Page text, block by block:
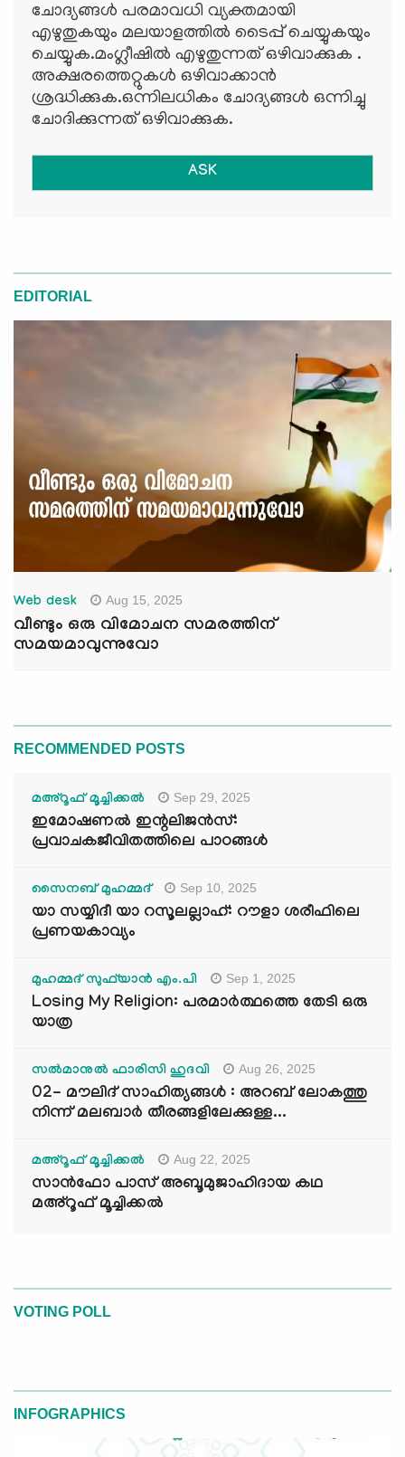
ചോദ്യങ്ങള്‍ പരമാവധി വ്യക്തമായി
എഴുതുകയും മലയാളത്തില്‍ ടൈപ്പ് ചെയ്യുകയും
ചെയ്യുക.മംഗ്ലീഷില്‍ എഴുതുന്നത് ഒഴിവാക്കുക .
അക്ഷരത്തെറ്റുകള്‍ ഒഴിവാക്കാന്‍
ശ്രദ്ധിക്കുക.ഒന്നിലധികം ചോദ്യങ്ങള്‍ ഒന്നിച്ചു
ചോദിക്കുന്നത് ഒഴിവാക്കുക.
ASK
EDITORIAL
Web desk Aug 15, 2025
വീണ്ടും ഒരു വിമോചന സമരത്തിന്
സമയമാവുന്നുവോ
RECOMMENDED POSTS
മഅ്റൂഫ് മൂച്ചിക്കല്‍ Sep 29, 2025
ഇമോഷണൽ ഇന്റലിജൻസ്:
പ്രവാചകജീവിതത്തിലെ പാഠങ്ങൾ
സൈനബ് മുഹമ്മദ് Sep 10, 2025
യാ സയ്യിദീ യാ റസൂലല്ലാഹ്: റൗളാ ശരീഫിലെ
പ്രണയകാവ്യം
മുഹമ്മദ് സുഫ്‌യാൻ എം.പി Sep 1, 2025
Losing My Religion: പരമാർത്ഥത്തെ തേടി ഒരു
യാത്ര
സൽമാനുൽ ഫാരിസി ഹുദവി Aug 26, 2025
02- മൗലിദ് സാഹിത്യങ്ങൾ : അറബ് ലോകത്തു
നിന്ന് മലബാർ തീരങ്ങളിലേക്കുള്ള...
മഅ്റൂഫ് മൂച്ചിക്കല്‍ Aug 22, 2025
സാൻഫോ പാസ് അബൂമുജാഹിദായ കഥ
മഅ്റൂഫ് മൂച്ചിക്കല്‍
VOTING POLL
INFOGRAPHICS